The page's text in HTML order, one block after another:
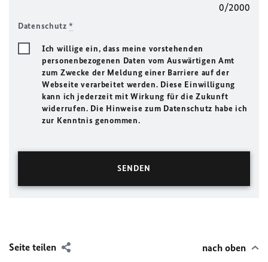
0/2000
Datenschutz*
Ich willige ein, dass meine vorstehenden
personenbezogenen Daten vom Auswärtigen Amt
zum Zwecke der Meldung einer Barriere auf der
Webseite verarbeitet werden. Diese Einwilligung
kann ich jederzeit mit Wirkung für die Zukunft
widerrufen. Die Hinweise zum Datenschutz habe ich
zur Kenntnis genommen.
Seite teilen nach oben